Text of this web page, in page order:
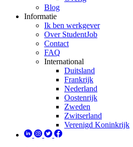
Blog
Informatie
Ik ben werkgever
Over StudentJob
Contact
FAQ
International
Duitsland
Frankrijk
Nederland
Oostenrijk
Zweden
Zwitserland
Verenigd Koninkrijk